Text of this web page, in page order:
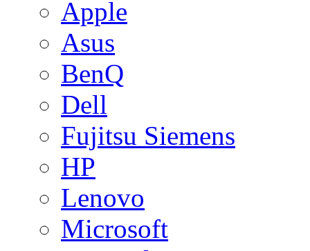
Apple
Asus
BenQ
Dell
Fujitsu Siemens
HP
Lenovo
Microsoft